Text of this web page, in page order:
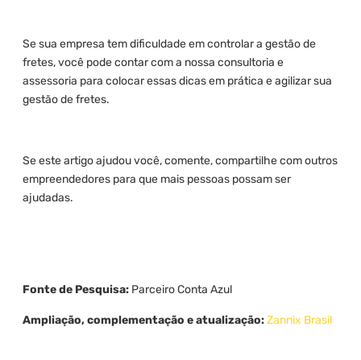
Se sua empresa tem dificuldade em controlar a gestão de
fretes, você pode contar com a nossa consultoria e
assessoria para colocar essas dicas em prática e agilizar sua
gestão de fretes.
Se este artigo ajudou você, comente, compartilhe com outros
empreendedores para que mais pessoas possam ser
ajudadas.
Fonte de Pesquisa: Parceiro Conta Azul
Ampliação, complementação e atualização:Zannix Brasil